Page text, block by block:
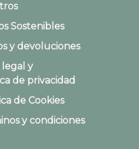
Sostenibles
y devoluciones
legal y
de privacidad
de Cookies
y condiciones